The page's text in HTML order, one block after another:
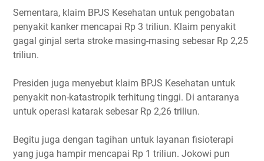
Sementara, klaim BPJS Kesehatan untuk pengobatan
penyakit kanker mencapai Rp 3 triliun. Klaim penyakit
gagal ginjal serta stroke masing-masing sebesar Rp 2,25
triliun.
Presiden juga menyebut klaim BPJS Kesehatan untuk
penyakit non-katastropik terhitung tinggi. Di antaranya
untuk operasi katarak sebesar Rp 2,26 triliun.
Begitu juga dengan tagihan untuk layanan fisioterapi
yang juga hampir mencapai Rp 1 triliun. Jokowi pun